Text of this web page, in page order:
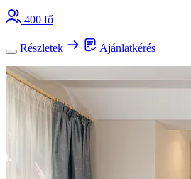
400 fő
Részletek Ajánlatkérés